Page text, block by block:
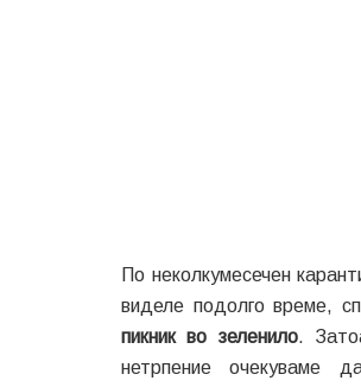
По неколкумесечен
виделе подолго време,
пикник во зеленило.
нетрпение очекуваме